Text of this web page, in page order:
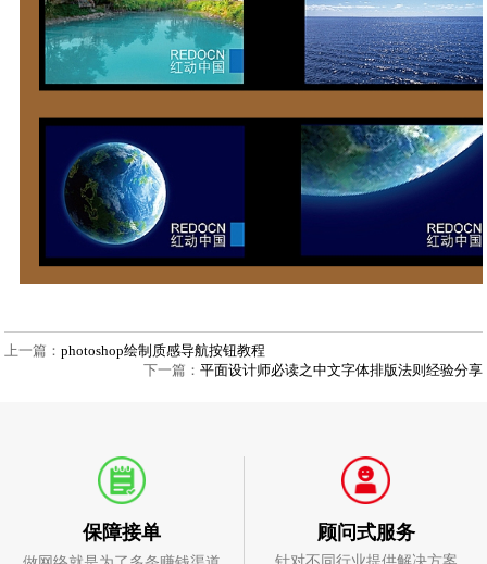
上一篇：photoshop绘制质感导航按钮教程
下一篇： 平面设计师必读之中文字体排版法则经验分享
保障接单 顾问式服务